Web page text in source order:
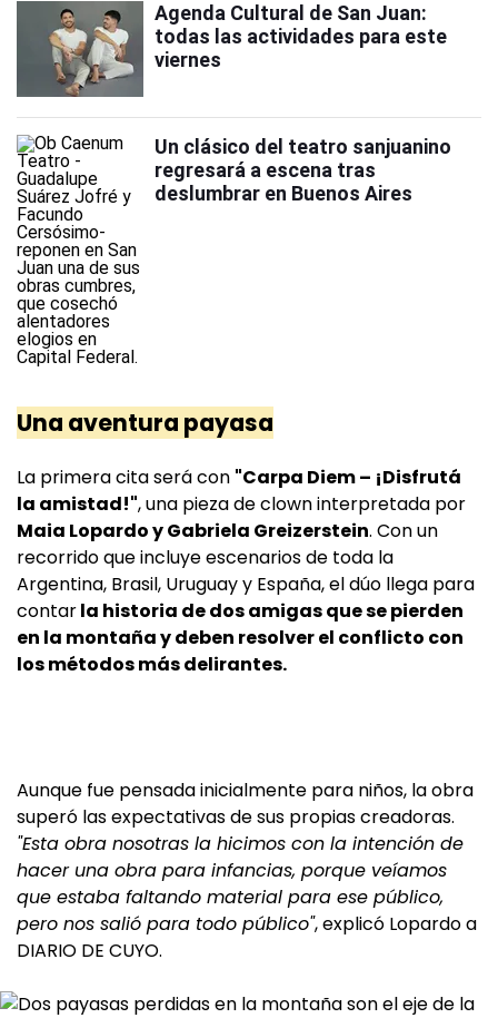
Agenda Cultural de San Juan:
todas las actividades para este
viernes
Un clásico del teatro sanjuanino
regresará a escena tras
deslumbrar en Buenos Aires
Una aventura payasa
La primera cita será con "Carpa Diem – ¡Disfrutá
la amistad!", una pieza de clown interpretada por
Maia Lopardo y Gabriela Greizerstein. Con un
recorrido que incluye escenarios de toda la
Argentina, Brasil, Uruguay y España, el dúo llega para
contarla historia de dos amigas que se pierden
en la montaña y deben resolver el conflicto con
los métodos más delirantes.
Aunque fue pensada inicialmente para niños, la obra
superó las expectativas de sus propias creadoras.
"Esta obra nosotras la hicimos con la intención de
hacer una obra para infancias, porque veíamos
que estaba faltando material para ese público,
pero nos salió para todo público", explicó Lopardo a
DIARIO DE CUYO.